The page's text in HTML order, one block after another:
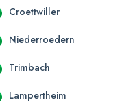
Croettwiller
Niederroedern
Trimbach
Lampertheim